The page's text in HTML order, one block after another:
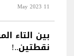
11 May 2023
بين التاء
نقطتين..!